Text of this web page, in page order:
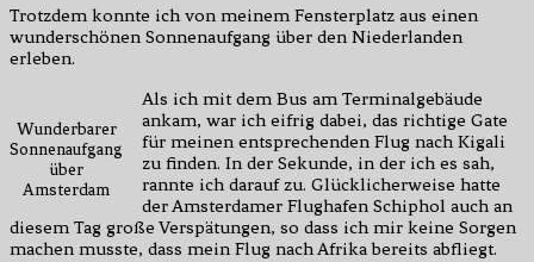
Trotzdem konnte ich von meinem Fensterplatz aus einen
wunderschönen Sonnenaufgang über den Niederlanden
erleben.
Wunderbarer
Sonnenaufgang
über
Amsterdam
Als ich mit dem Bus am Terminalgebäude
ankam, war ich eifrig dabei, das richtige Gate
für meinen entsprechenden Flug nach Kigali
zu finden. In der Sekunde, in der ich es sah,
rannte ich darauf zu. Glücklicherweise hatte
der Amsterdamer Flughafen Schiphol auch an
diesem Tag große Verspätungen, so dass ich mir keine Sorgen
machen musste, dass mein Flug nach Afrika bereits abfliegt.